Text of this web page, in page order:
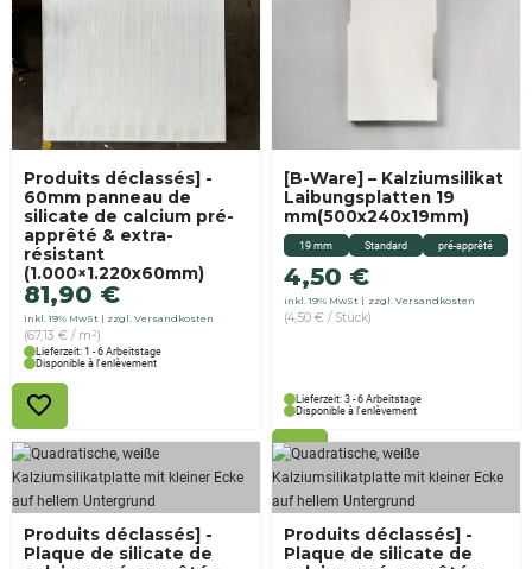
Produits déclassés] -
60mm panneau de
silicate de calcium pré-
apprêté & extra-
résistant
(1.000×1.220x60mm)
81,90 €
inkl. 19% MwSt zzgl. Versandkosten
(67,13 € / m²)
Lieferzeit: 1 - 6 Arbeitstage
Disponible à l'enlèvement
19 mm Standard pré-apprêté
[B-Ware] – Kalziumsilikat
Laibungsplatten 19
mm(500x240x19mm)
4,50 €
inkl. 19% MwSt zzgl. Versandkosten
(4,50 € / Stück)
Lieferzeit: 3 - 6 Arbeitstage
Disponible à l'enlèvement
Produits déclassés] -
Plaque de silicate de
Produits déclassés] -
Plaque de silicate de